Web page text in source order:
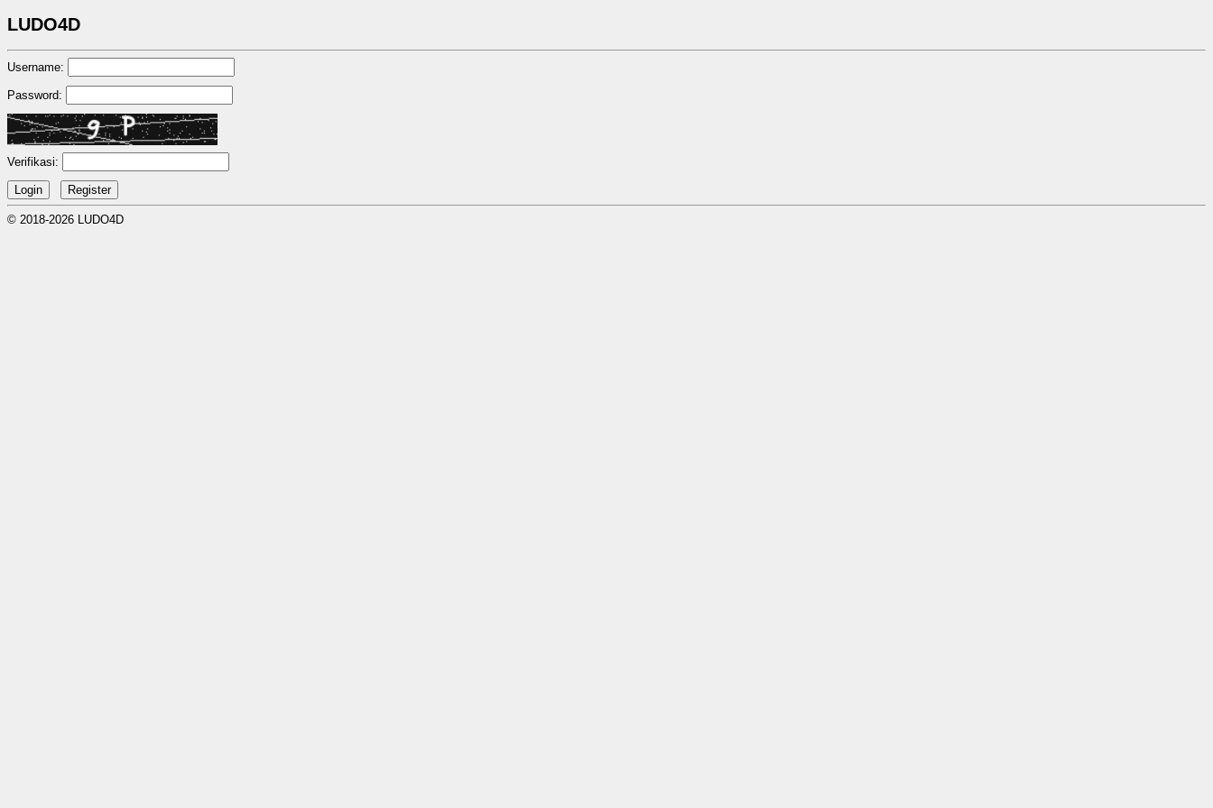
LUDO4D
Username:
Password:
Verifikasi:
© 2018-2026 LUDO4D